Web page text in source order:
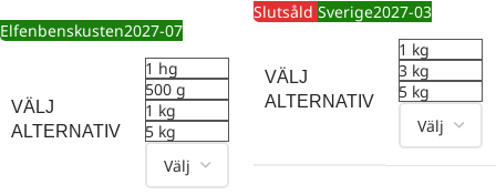
Elfenbenskusten2027-07
VÄLJ
ALTERNATIV
1 hg
500 g
1 kg
5 kg
Slutsåld Sverige2027-03
VÄLJ
ALTERNATIV
1 kg
3 kg
5 kg